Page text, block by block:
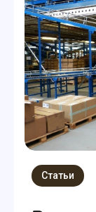
Статьи